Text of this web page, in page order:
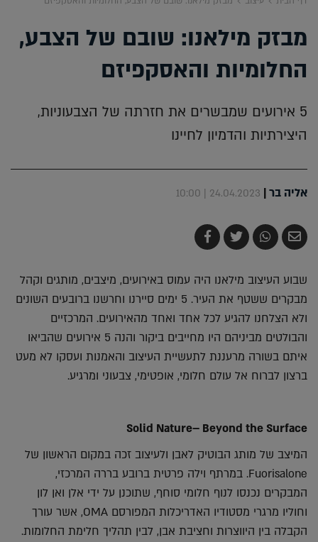
מבזק מילאנו: שובם של הצבע,
החלומיות והאסקפיזם
5 אירועים שמבשרים את חזרתה של הצבעוניות,
היצירתיות והדמיון לחיינו
אליה בר|
24.04.2023 | 10:00
שלח
בדואר
שתף
ב-
צייץ
ב-
שתף
ב-
שבוע העיצוב מילאנו היה עמוס באירועים, מיצבים, מותגים וקהל
מבקרים ששטף את העיר. 5 ימים סיירנו וחרשנו ברובעים השונים
ולא הצלחנו להגיע לכל אחד ואחד מהאירועים. המרכזיים
והבולטים מביניהם היו מחייבים ביקור והנה 5 אירועים שהביאו
איתם בשורה מרעננת לתעשיית העיצוב והאמנות ועסקו לא מעט
ברצון לברוח אל עולם חלומי, אופטימי, צבעוני ומרגיע.
Solid Nature– Beyond the Surface
המיצב של מותג הבוטיק לאבן ולעיצוב זכה במקום הראשון של
Fuorisalone. במרתף וילה פרטית ברובע בררה המרכזי,
המבקרים נכנסו לנוף חלומי סוחף, שתוכנן על ידי אלן ואן לון
וחוליו מרגרי מסטודיו האדריכלות המפורסם OMA, אשר עורך
הקבלה בין היווצרות וחציבת אבן, לבין תהליך חלימת החלומות.